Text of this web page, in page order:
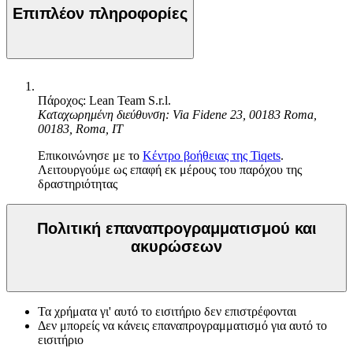
Επιπλέον πληροφορίες
Πάροχος: Lean Team S.r.l.
Καταχωρημένη διεύθυνση: Via Fidene 23, 00183 Roma,
00183, Roma, IT
Επικοινώνησε με το Κέντρο βοήθειας της Tiqets.
Λειτουργούμε ως επαφή εκ μέρους του παρόχου της
δραστηριότητας
Πολιτική επαναπρογραμματισμού και
ακυρώσεων
Τα χρήματα γι' αυτό το εισιτήριο δεν επιστρέφονται
Δεν μπορείς να κάνεις επαναπρογραμματισμό για αυτό το
εισιτήριο